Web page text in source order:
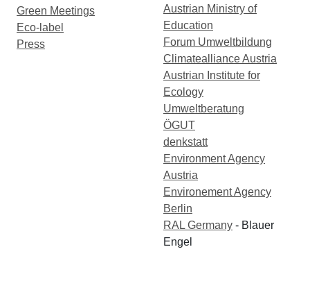
Green Meetings
Eco-label
Press
Austrian Ministry of
Education
Forum Umweltbildung
Climatealliance Austria
Austrian Institute for
Ecology
Umweltberatung
ÖGUT
denkstatt
Environment Agency
Austria
Environement Agency
Berlin
RAL Germany - Blauer
Engel